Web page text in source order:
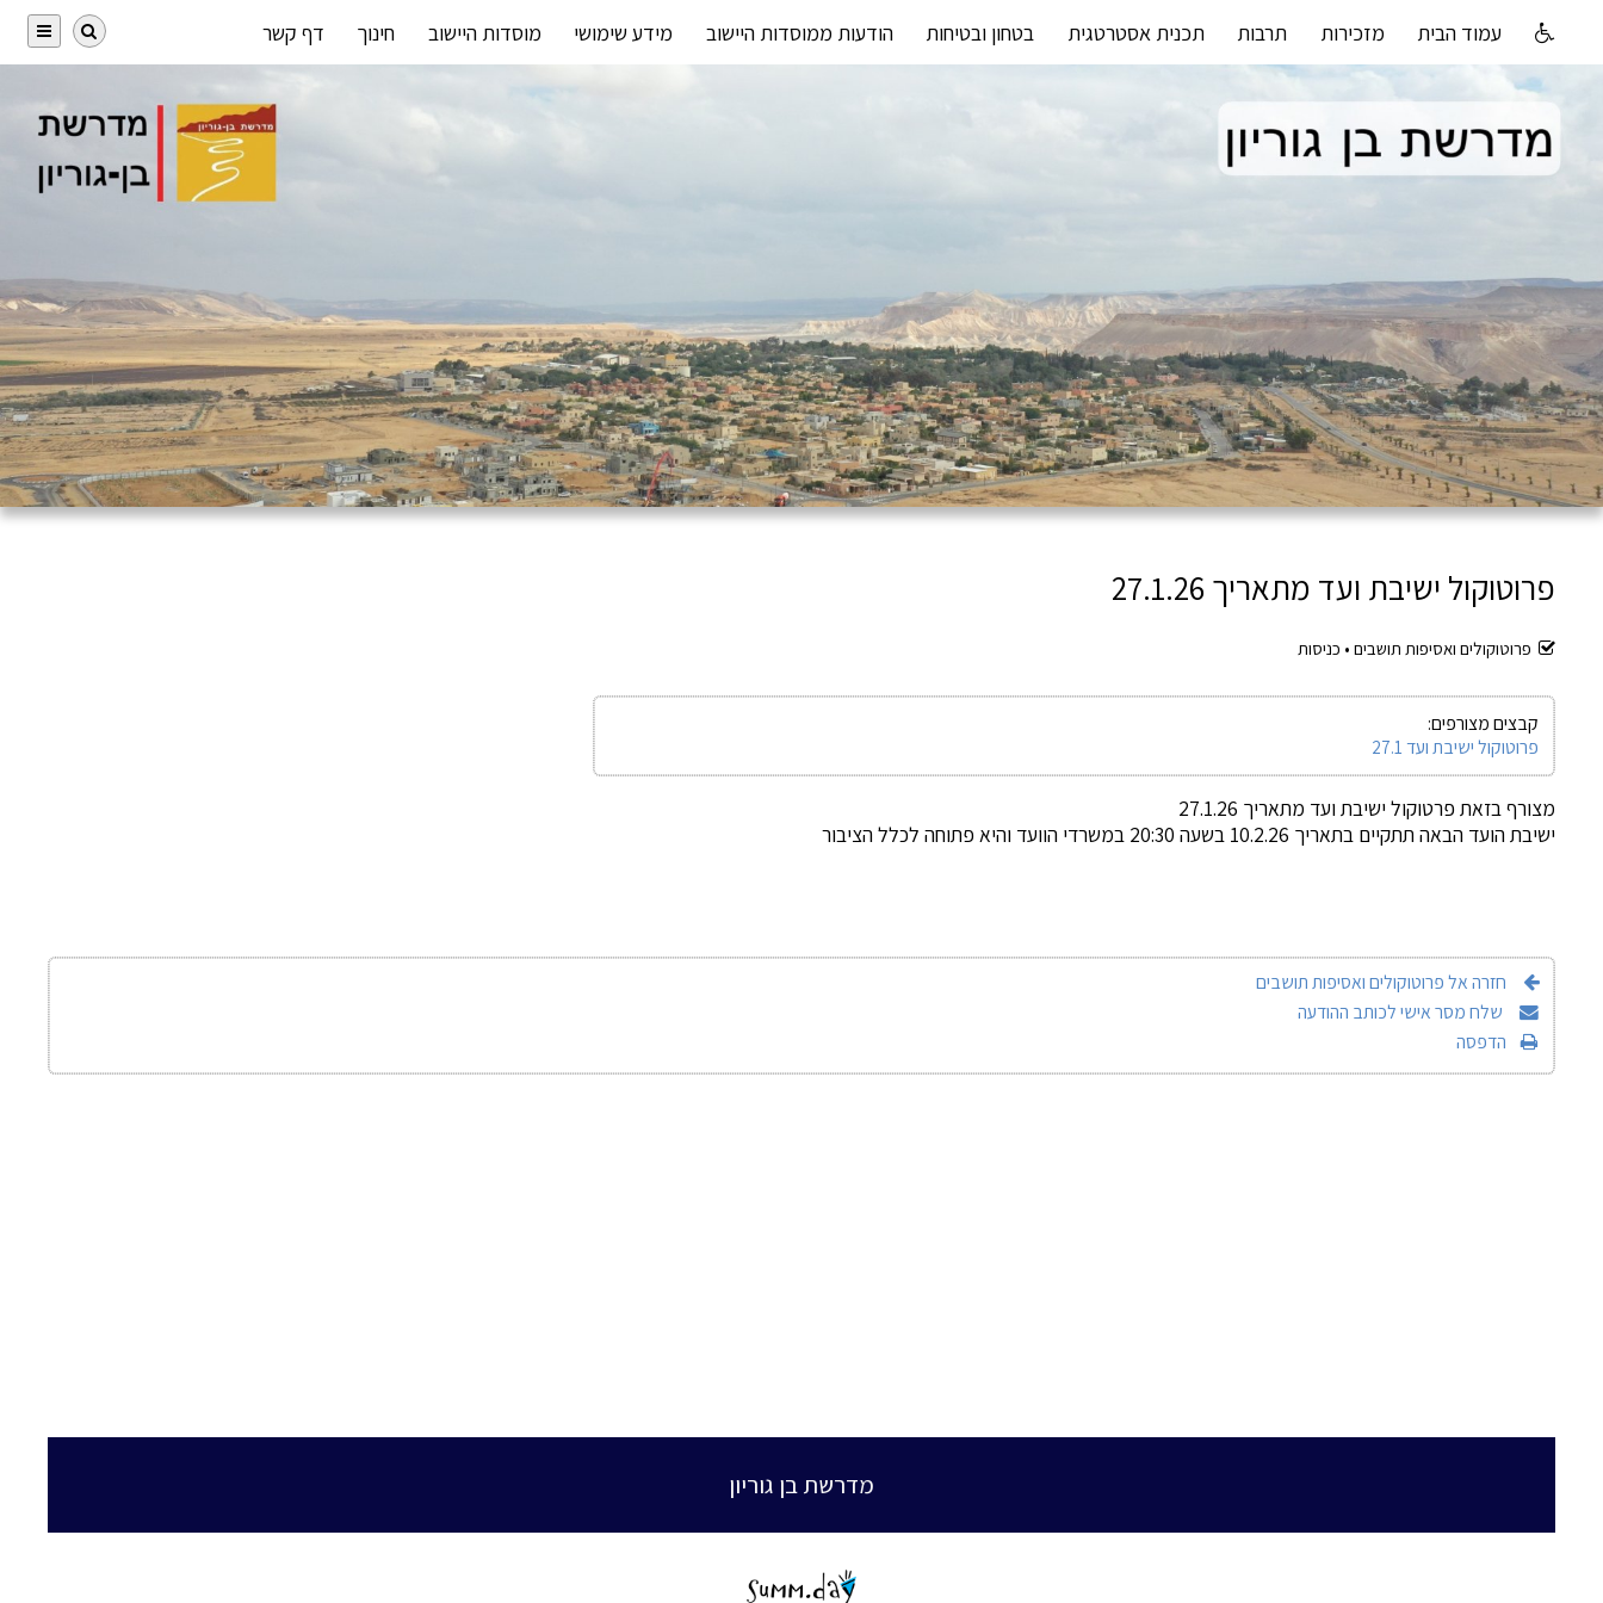
עמוד הבית מזכירות תרבות תכנית אסטרטגית בטחון ובטיחות הודעות ממוסדות היישוב מידע שימושי מוסדות היישוב חינוך דף קשר
פרוטוקול ישיבת ועד מתאריך 27.1.26
פרוטוקולים ואסיפות תושבים • כניסות
קבצים מצורפים:
פרוטוקול ישיבת ועד 27.1
מצורף בזאת פרטוקול ישיבת ועד מתאריך 27.1.26
ישיבת הועד הבאה תתקיים בתאריך 10.2.26 בשעה 20:30 במשרדי הוועד והיא פתוחה לכלל הציבור
חזרה אל פרוטוקולים ואסיפות תושבים
שלח מסר אישי לכותב ההודעה
הדפסה
מדרשת בן גוריון